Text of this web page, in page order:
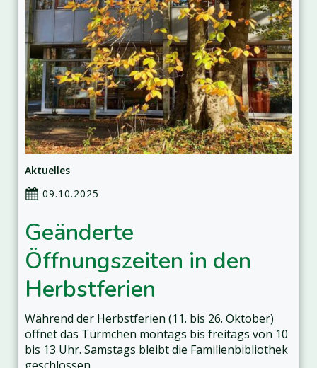
Aktuelles
09.10.2025
Geänderte
Öffnungszeiten in den
Herbstferien
Während der Herbstferien (11. bis 26. Oktober)
öffnet das Türmchen montags bis freitags von 10
bis 13 Uhr. Samstags bleibt die Familienbibliothek